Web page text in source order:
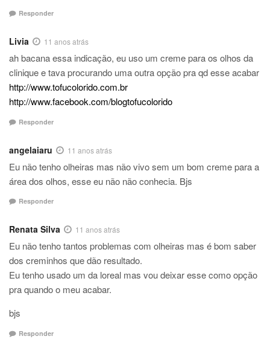
Responder
Livia 11 anos atrás
ah bacana essa indicação, eu uso um creme para os olhos da
clinique e tava procurando uma outra opção pra qd esse acabar
http://www.tofucolorido.com.br
http://www.facebook.com/blogtofucolorido
Responder
angelaiaru 11 anos atrás
Eu não tenho olheiras mas não vivo sem um bom creme para a
área dos olhos, esse eu não não conhecia. Bjs
Responder
Renata Silva 11 anos atrás
Eu não tenho tantos problemas com olheiras mas é bom saber
dos creminhos que dão resultado.
Eu tenho usado um da loreal mas vou deixar esse como opção
pra quando o meu acabar.
bjs
Responder